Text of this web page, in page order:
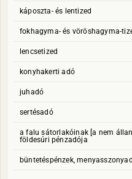
káposzta- és lentized
fokhagyma- és vöröshagyma-
lencsetized
konyhakerti adó
juhadó
sertésadó
a falu sátorlakóinak [a nem
földesúri pénzadója
büntetéspénzek,